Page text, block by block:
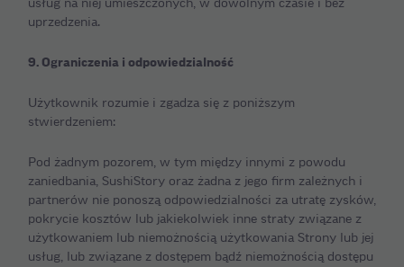
usług na niej umieszczonych, w dowolnym czasie i bez
uprzedzenia.
9. Ograniczenia i odpowiedzialność
Użytkownik rozumie i zgadza się z poniższym
stwierdzeniem:
Pod żadnym pozorem, w tym między innymi z powodu
zaniedbania, SushiStory oraz żadna z jego firm zależnych i
partnerów nie ponoszą odpowiedzialności za utratę zysków,
pokrycie kosztów lub jakiekolwiek inne straty związane z
użytkowaniem lub niemożnością użytkowania Strony lub jej
usług, lub związane z dostępem bądź niemożnością dostępu